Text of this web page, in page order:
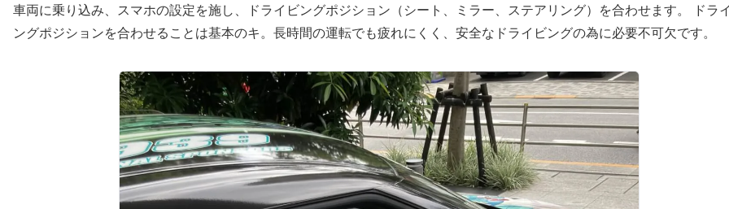
車両に乗り込み、スマホの設定を施し、ドライビングポジション（シート、ミラー、ステアリング）を合わせます。 ドラ
ングポジションを合わせることは基本のキ。長時間の運転でも疲れにくく、安全なドライビングの為に必要不可欠です。